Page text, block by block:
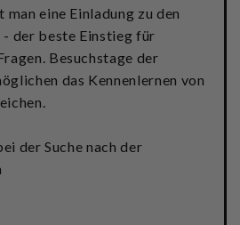
eine Einladung zu den
der beste Einstieg für
Besuchstage der
das Kennenlernen von
der Suche nach der